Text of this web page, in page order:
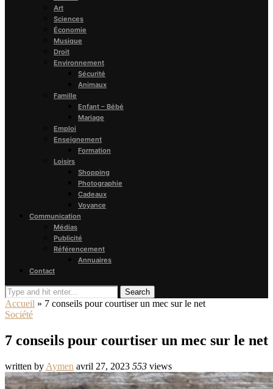
Art
Sciences
Économie
Musique
Droit
Environnement
Sécurité
Animaux
Famille
Enfant – Bébé
Mariage
Emploi
Enseignement
Formation
Loisirs
Shopping
Photographie
Cadeaux
Voyance
Communication
Médias
Publicité
Référencement
Annuaires
Contact
Search
Accueil » 7 conseils pour courtiser un mec sur le net
Société
7 conseils pour courtiser un mec sur le net
written by Aymen avril 27, 2023 553 views